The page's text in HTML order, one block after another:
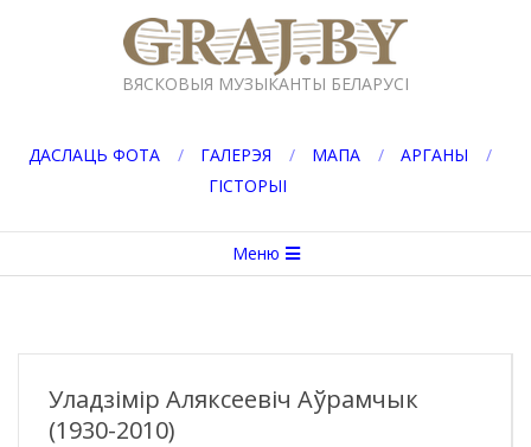
GRAJ.BY
ВЯСКОВЫЯ МУЗЫКАНТЫ БЕЛАРУСІ
ДАСЛАЦЬ ФОТА ГАЛЕРЭЯ МАПА
АРГАНЫ
ГІСТОРЫІ
меню
Меню
Уладзімір Аляксеевіч Аўрамчык
(1930-2010)